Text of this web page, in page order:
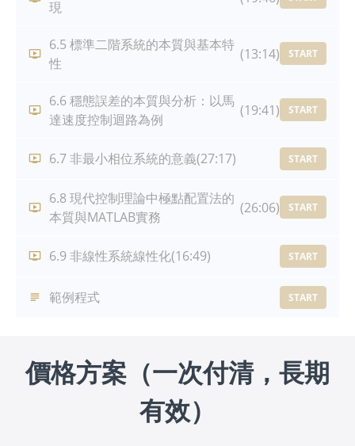
現
6.5 標準二階系統的本質與基本特
性
(13:14) START
6.6 穩態誤差的本質與分析：以馬
達速度控制迴路為例
(19:41) START
6.7 非最小相位系統的意義(27:17) START
6.8 現代控制理論中極點配置法的
本質與MATLAB實務
(26:06) START
6.9 非線性系統線性化(16:49) START
範例程式 START
價格方案（一次付清，長期
有效）